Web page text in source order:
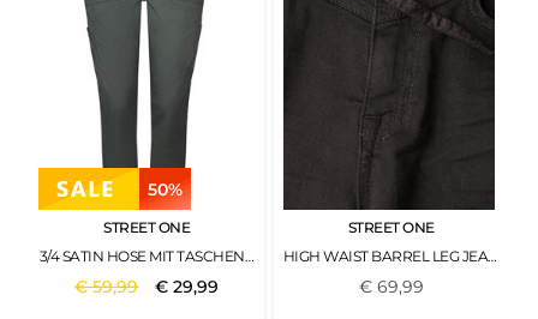
50%
STREET ONE
3/4 SATIN HOSE MIT TASCHEN MARSHY GREEN
€59,99 €29,99
STREET ONE
HIGH WAIST BARREL LEG JEANS IM LOOSE FIT BROWN WASHED
€ 69,99